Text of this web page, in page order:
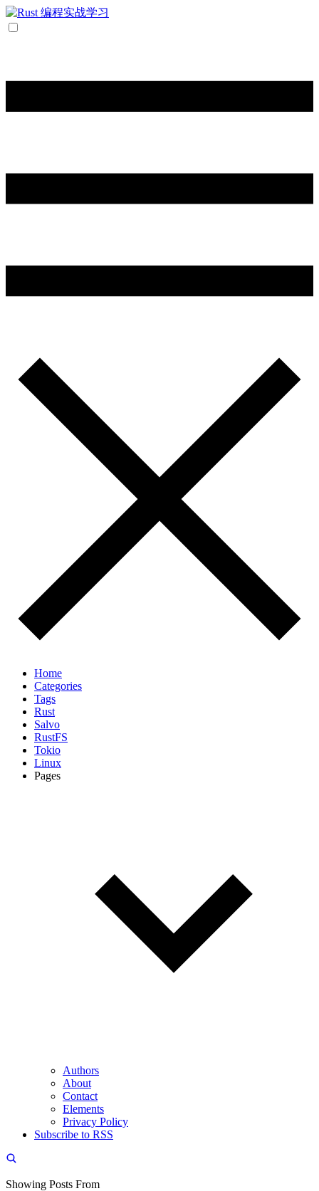
Home
Categories
Tags
Rust
Salvo
RustFS
Tokio
Linux
Pages
Authors
About
Contact
Elements
Privacy Policy
Subscribe to RSS
Showing Posts From